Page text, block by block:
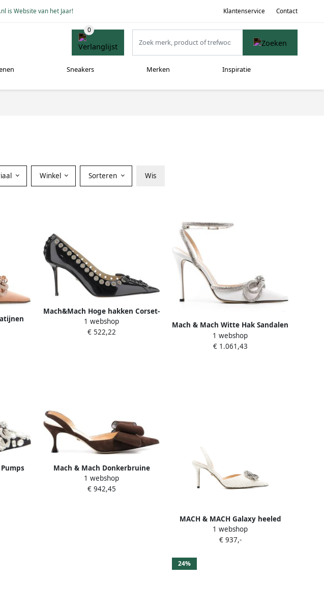
is Website van het Jaar! Klantenservice Contact
Sneakers Merken Inspiratie
Winkel Sorteren Wis
Mach&Mach Hoge hakken Corset-
Style Crystal-Embellished Pumps
in zwart
1 webshop
€ 522,22
Mach & Mach Witte Hak Sandalen
White Dames
1 webshop
€ 1.061,43
Mach & Mach Donkerbruine
Kitten Heel Slingback Schoenen
Brown Dames
1 webshop
€ 942,45
MACH & MACH Galaxy heeled
pumps Beige
1 webshop
€ 937,-
24%